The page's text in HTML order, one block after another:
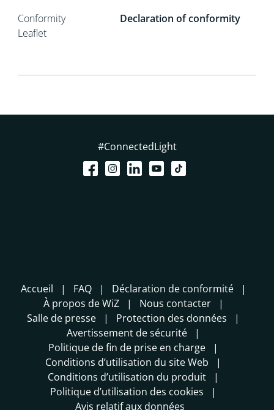
Conformity
Leaflet
Declaration of conformity
#ConnectedLight
Accueil FAQ
Déclaration de conformité
À propos de WiZ
Nous contacter
Salle de presse
Protection des données
Avertissement de sécurité
Politique de fin de prise en charge
Conditions d’utilisation du site Web
Conditions d’utilisation du produit
Politique d’utilisation des cookies
Avis relatif aux données